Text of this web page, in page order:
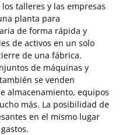
talleres y las empresas
planta para
de forma rápida y
de activos en un solo
de una fábrica.
de máquinas y
se venden
almacenamiento, equipos
más. La posibilidad de
en el mismo lugar